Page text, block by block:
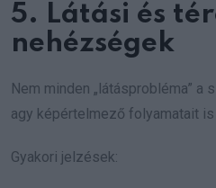
5. Látási és
nehézségek
Nem minden „látásprobléma” a
agy képértelmező folyamatait
Gyakori jelzések: